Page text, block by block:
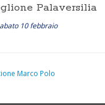
Palaversilia
10 febbraio